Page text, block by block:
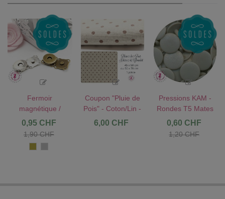
Fermoir
magnétique /
Aimant à coudre -
0,95 CHF
1,90 CHF
Coupon "Pluie de
Pois" - Coton/Lin -
Nature & Chocolat
6,00 CHF
Pressions KAM -
Rondes T5 Mates
- Gris clair - B24
0,60 CHF
1,20 CHF